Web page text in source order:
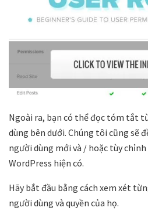
Ngoài ra, bạn có thể đọc tóm tắt
dùng bên dưới. Chúng tôi cũng sẽ
người dùng mới và / hoặc tùy
WordPress hiện có.
Hãy bắt đầu bằng cách xem xét
người dùng và quyền của họ.